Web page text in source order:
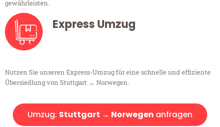
gewährleisten.
Express Umzug
Nutzen Sie unseren Express-Umzug für eine schnelle und effiziente
Übersiedlung von Stuttgart → Norwegen.
Umzug: Stuttgart → Norwegen anfragen